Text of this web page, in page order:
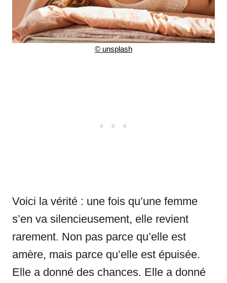
© unsplash
Voici la vérité : une fois qu’une femme
s’en va silencieusement, elle revient
rarement. Non pas parce qu’elle est
amère, mais parce qu’elle est épuisée.
Elle a donné des chances. Elle a donné